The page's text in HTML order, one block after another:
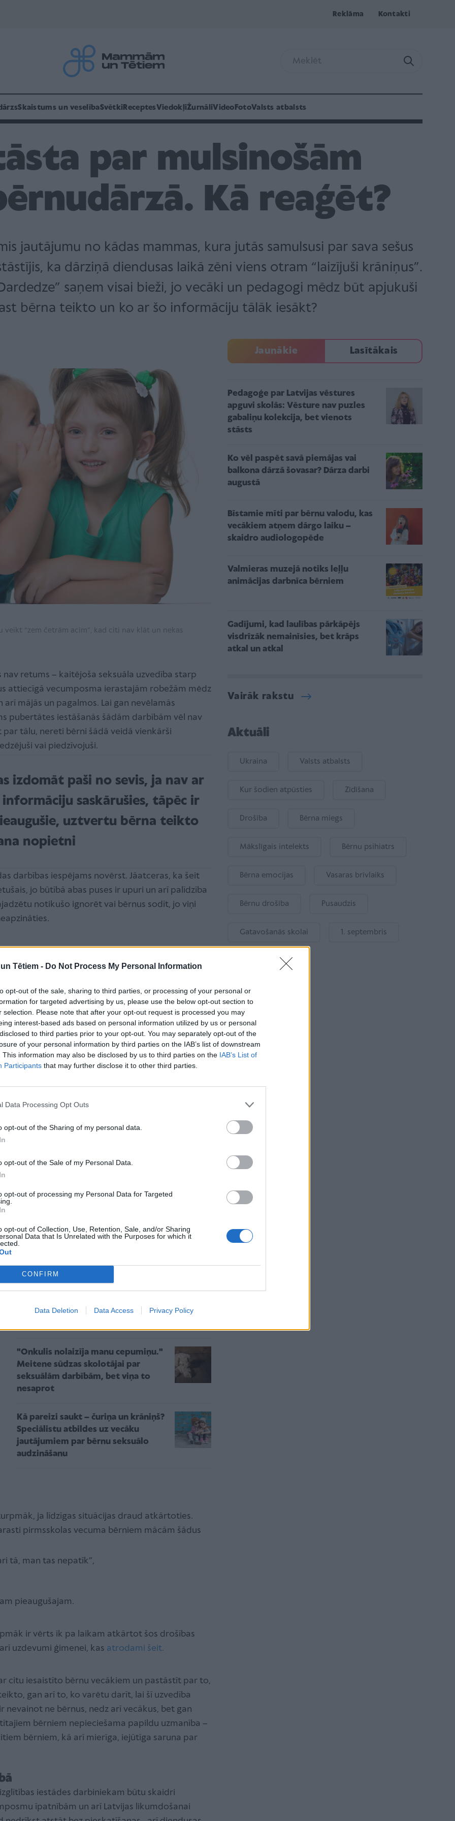
Tētiem - Do Not Process My Personal Information
opt-out of the sale, sharing to third parties, or processing of your personal or
for targeted advertising by us, please use the below opt-out section to
selection. Please note that after your opt-out request is processed you may
interest-based ads based on personal information utilized by us or personal
to third parties prior to your opt-out. You may separately opt-out of the
of your personal information by third parties on the IAB’s list of downstream
This information may also be disclosed by us to third parties on the IAB’s List of
Participants that may further disclose it to other third parties.
Data Processing Opt Outs
opt-out of the Sharing of my personal data.
opt-out of the Sale of my Personal Data.
opt-out of processing my Personal Data for Targeted
opt-out of Collection, Use, Retention, Sale, and/or Sharing
Data that Is Unrelated with the Purposes for which it
CONFIRM
Data Deletion Data Access Privacy Policy
Reklāma Kontakti
Skaistums un veselībaSvētki ReceptesViedokļiŽurnāliVideo FotoValsts atbalsts
par mulsinošām
Kā reaģēt?
jautājumu no kādas mammas, kura jutās samulsusi par sava sešus
ka dārziņā diendusas laikā zēni viens otram “laizījuši krāniņus”.
saņem visai bieži, jo vecāki un pedagogi mēdz būt apjukuši
bērna teikto un ko ar šo informāciju tālāk iesākt?
“zem četrām acīm”, kad citi nav klāt un nekas
nav retums – kaitējoša seksuāla uzvedība starp
attiecīgā vecumposma ierastajām robežām mēdz
mājās un pagalmos. Lai gan nevēlamās
pubertātes iestāšanās šādām darbībām vēl nav
tālu, nereti bērni šādā veidā vienkārši
vai piedzīvojuši.
izdomāt paši no sevis, ja nav ar
saskārušies, tāpēc ir
uztvertu bērna teikto
nopietni
darbības iespējams novērst. Jāatceras, ka šeit
jo būtībā abas puses ir upuri un arī palīdzība
notikušo ignorēt vai bērnus sodīt, jo viņi
vecākam vai pedagogam pastāsta par
jūtas apjucis. Var parādīties tādas emocijas kā
vai trauksme. Tās visas ir normālas pirmās
uz bērnu, lai neiedragātu bērna uzticēšanos
paņemt pauzi, lai nomierinātos, un tad runāt ar
no pieaugušā ļoti emocionālu reakciju, tas var
vēršanās pie jums.
četrām acīm”, kad citi nav klāt un nekas
paslavēt bērnu, kurš vecākam vai
pieredzi un savām izjūtām, jo to izdarīt nav
ir nozīmīgi un veselīgi. Bērna uzslavēšana viņu
pēc atbalsta. Ļoti būtiski ir ticēt bērnam
nevar izdomāt pats. Tāpat vēlams iejūtīgi
būt smēlies idejas par šādām darbībām. Ja
neatbilstošos video vai arī “pieķēris” intīmā
ir parūpēties, lai turpmāk viņš vairs šādai
ja bērnam pornogrāfiju kāds speciāli
izmantošanas pazīmēm no kāda vecāka bērna
arī Valsts policijai.
Līdzīgi raksti
bērnu par tēmu “Kā rodas bērni”
"Onkulis nolaizīja manu cepumiņu."
Meitene sūdzas skolotājai par
seksuālām darbībām, bet viņa to
nesaprot
Kā pareizi saukt – čuriņa un krāniņš?
Speciālistu atbildes uz vecāku
jautājumiem par bērnu seksuālo
audzināšanu
ja līdzīgas situācijas draud atkārtoties.
pirmsskolas vecuma bērniem mācām šādus
tā, man tas nepatīk”,
pieaugušajam.
ir vērts ik pa laikam atkārtot šos drošības
uzdevumi ģimenei, kas atrodami šeit.
citu iesaistīto bērnu vecākiem un pastāstīt par to,
gan arī to, ko varētu darīt, lai šī uzvedība
ne bērnus, nedz arī vecākus, bet gan
bērniem nepieciešama papildu uzmanība –
bērniem, kā arī mierīga, iejūtīga saruna par
iestādes darbiniekam būtu skaidri
īpatnībām un arī Latvijas likumdošanai
Jaunākie Lasītākais
Pedagoģe par Latvijas vēstures
apguvi skolās: Vēsture nav puzles
gabaliņu kolekcija, bet vienots
stāsts
Ko vēl paspēt savā piemājas vai
balkona dārzā šovasar? Dārza darbi
augustā
Bīstamie mīti par bērnu valodu, kas
vecākiem atņem dārgo laiku –
skaidro audiologopēde
Valmieras muzejā notiks leļļu
animācijas darbnīca bērniem
Gadījumi, kad laulības pārkāpējs
visdrīzāk nemainīsies, bet krāps
atkal un atkal
Vairāk rakstu
Aktuāli
Ukraina Valsts atbalsts
Kur šodien atpūsties Zīdīšana
Drošība Bērna miegs
Mākslīgais intelekts Bērnu psihiatrs
Bērna emocijas Vasaras brīvlaiks
Bērnu drošība Pusaudzis
Gatavošanās skolai 1. septembris